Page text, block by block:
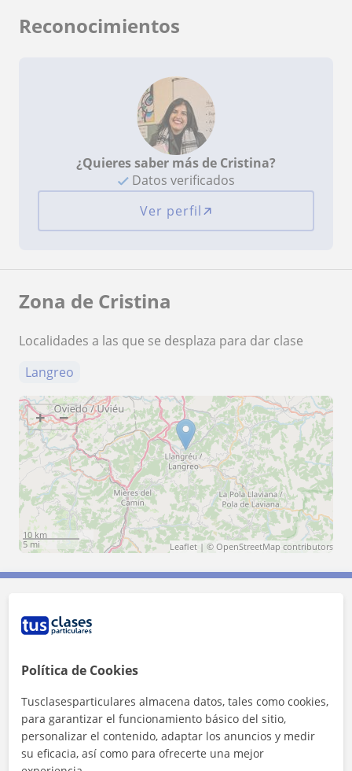
Reconocimientos
¿Quieres saber más de Cristina?
Datos verificados
Ver perfil
Zona de Cristina
Localidades a las que se desplaza para dar clase
Langreo
+ −
10 km
5 mi
Leaflet | © OpenStreetMap contributors
Contacta con Cristina
Tarifa
Política de Cookies
Tusclasesparticulares almacena datos, tales como cookies,
para garantizar el funcionamiento básico del sitio,
personalizar el contenido, adaptar los anuncios y medir
su eficacia, así como para ofrecerte una mejor